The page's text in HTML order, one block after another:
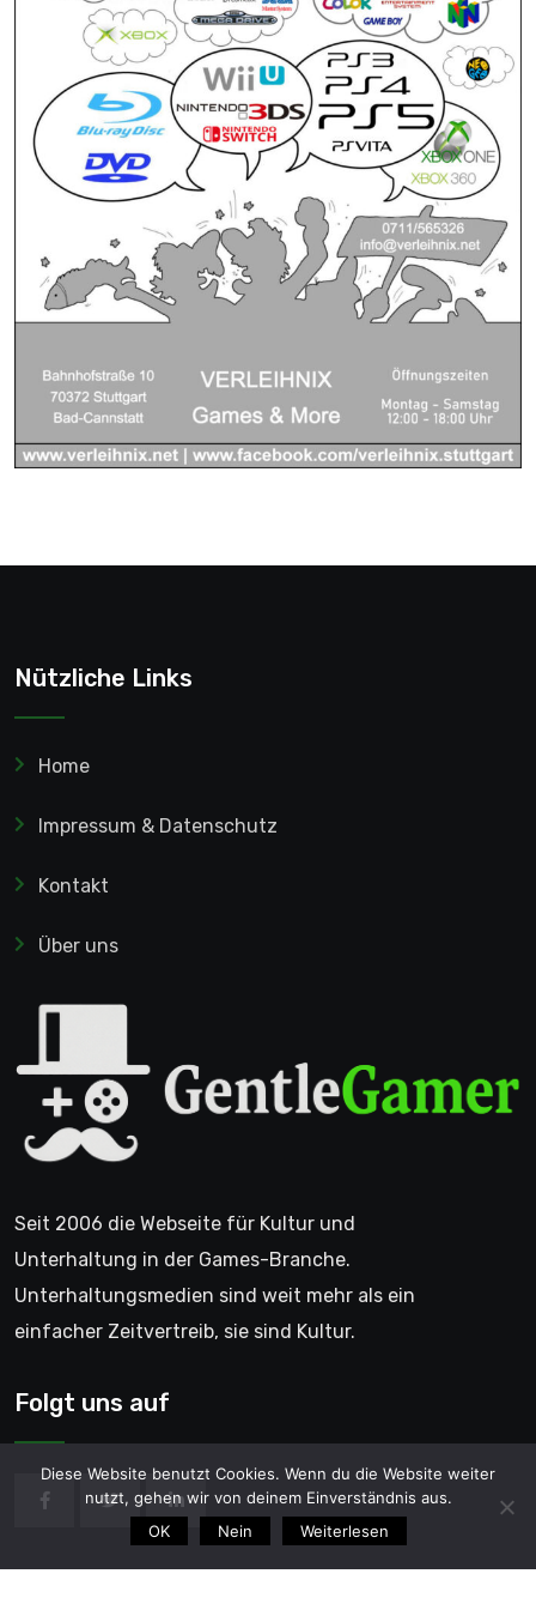
Nützliche Links
Home
Impressum & Datenschutz
Kontakt
Über uns
Seit 2006 die Webseite für Kultur und
Unterhaltung in der Games-Branche.
Unterhaltungsmedien sind weit mehr als ein
einfacher Zeitvertreib, sie sind Kultur.
Folgt uns auf
Diese Website benutzt Cookies. Wenn du die Website weiter
nutzt, gehen wir von deinem Einverständnis aus.
OK
Nein Weiterlesen